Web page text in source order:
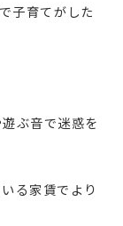
子育てがした
ぶ音で迷惑を
る家賃でより